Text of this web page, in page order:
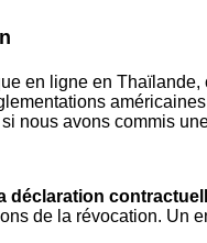
en ligne en
nous avons commis
déclaration
de la révocation. Un